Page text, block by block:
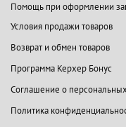
Помощь при оформлении
Условия продажи товаров
Возврат и обмен товаров
Программа Керхер Бонус
Соглашение о
Политика